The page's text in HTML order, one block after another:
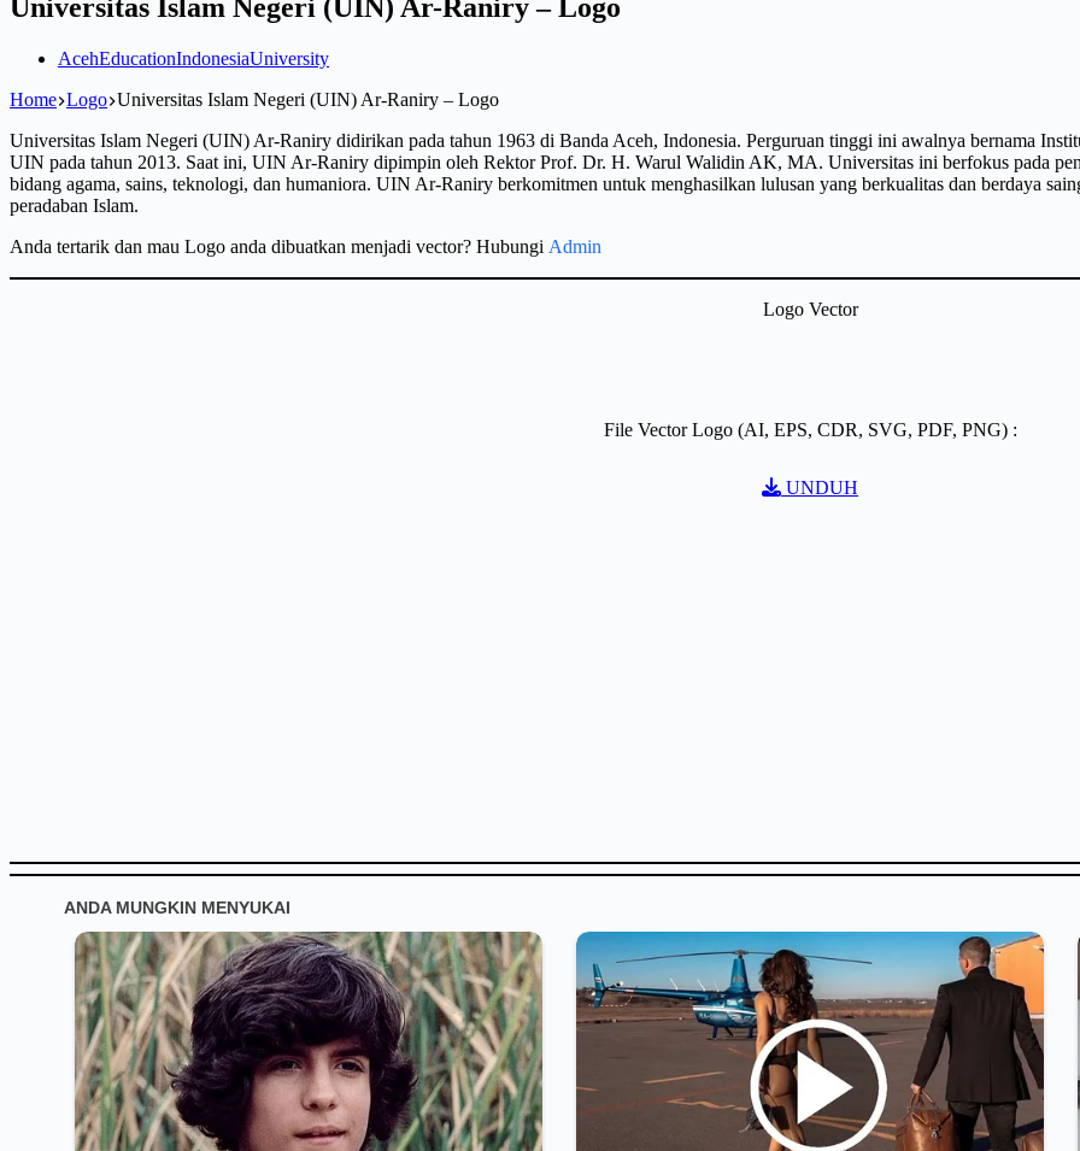
Universitas Islam Negeri (UIN) Ar-Raniry – Logo
AcehEducationIndonesiaUniversity
Home Logo Universitas Islam Negeri (UIN) Ar-Raniry – Logo
Universitas Islam Negeri (UIN) Ar-Raniry didirikan pada tahun 1963 di Banda Aceh, Indonesia. Perguruan tinggi ini awalnya bernama
UIN pada tahun 2013. Saat ini, UIN Ar-Raniry dipimpin oleh Rektor Prof. Dr. H. Warul Walidin AK, MA. Universitas ini berfokus pada
bidang agama, sains, teknologi, dan humaniora. UIN Ar-Raniry berkomitmen untuk menghasilkan lulusan yang berkualitas dan berdaya
peradaban Islam.
Anda tertarik dan mau Logo anda dibuatkan menjadi vector? Hubungi Admin
Logo Vector
File Vector Logo (AI, EPS, CDR, SVG, PDF, PNG) :
UNDUH